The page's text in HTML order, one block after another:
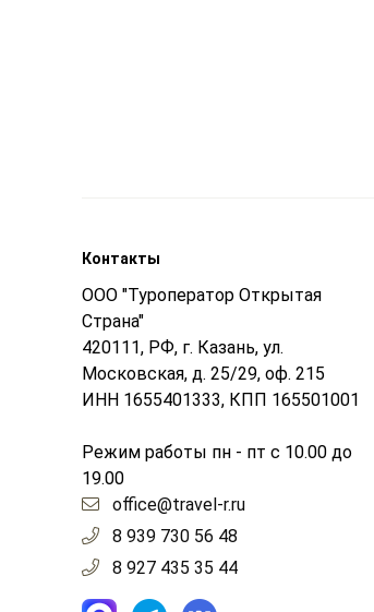
Контакты
ООО "Туроператор Открытая
Страна"
420111, РФ, г. Казань, ул.
Московская, д. 25/29, оф. 215
ИНН 1655401333, КПП 165501001
Режим работы пн - пт с 10.00 до
19.00
office@travel-r.ru
8 939 730 56 48
8 927 435 35 44